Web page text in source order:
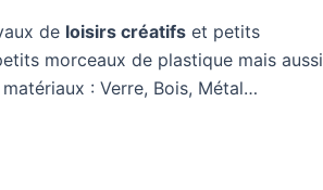
de loisirs créatifs et petits
morceaux de plastique mais aussi
: Verre, Bois, Métal…